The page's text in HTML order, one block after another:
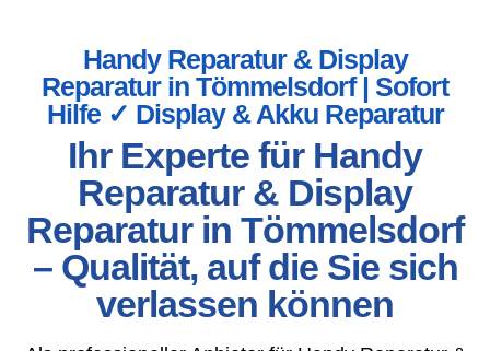
Handy Reparatur & Display
Reparatur in Tömmelsdorf | Sofort
Hilfe ✓ Display & Akku Reparatur
Ihr Experte für Handy
Reparatur & Display
Reparatur in Tömmelsdorf
– Qualität, auf die Sie sich
verlassen können